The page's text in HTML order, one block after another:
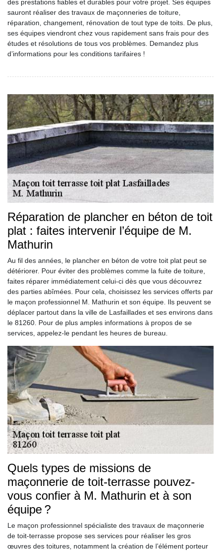
des prestations fiables et durables pour votre projet. Ses équipes
sauront réaliser des travaux de maçonneries de toiture,
réparation, changement, rénovation de tout type de toits. De plus,
ses équipes viendront chez vous rapidement sans frais pour des
études et résolutions de tous vos problèmes. Demandez plus
d’informations pour les conditions tarifaires !
Réparation de plancher en béton de toit
plat : faites intervenir l’équipe de M.
Mathurin
Au fil des années, le plancher en béton de votre toit plat peut se
détériorer. Pour éviter des problèmes comme la fuite de toiture,
faites réparer immédiatement celui-ci dès que vous découvrez
des parties abîmées. Pour cela, choisissez les services offerts par
le maçon professionnel M. Mathurin et son équipe. Ils peuvent se
déplacer partout dans la ville de Lasfaillades et ses environs dans
le 81260. Pour de plus amples informations à propos de se
services, appelez-le pendant les heures de bureau.
Quels types de missions de
maçonnerie de toit-terrasse pouvez-
vous confier à M. Mathurin et à son
équipe ?
Le maçon professionnel spécialiste des travaux de maçonnerie
de toit-terrasse propose ses services pour réaliser les gros
œuvres des toitures, notamment la création de l’élément porteur